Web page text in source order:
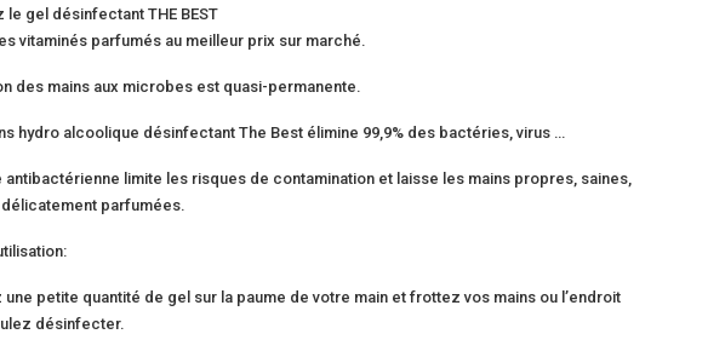
le gel désinfectant THE BEST
vitaminés parfumés au meilleur prix sur marché.
des mains aux microbes est quasi-permanente.
hydro alcoolique désinfectant The Best élimine 99,9% des bactéries, virus …
antibactérienne limite les risques de contamination et laisse les mains propres, saines,
parfumées.
petite quantité de gel sur la paume de votre main et frottez vos mains ou l’endroit
désinfecter.